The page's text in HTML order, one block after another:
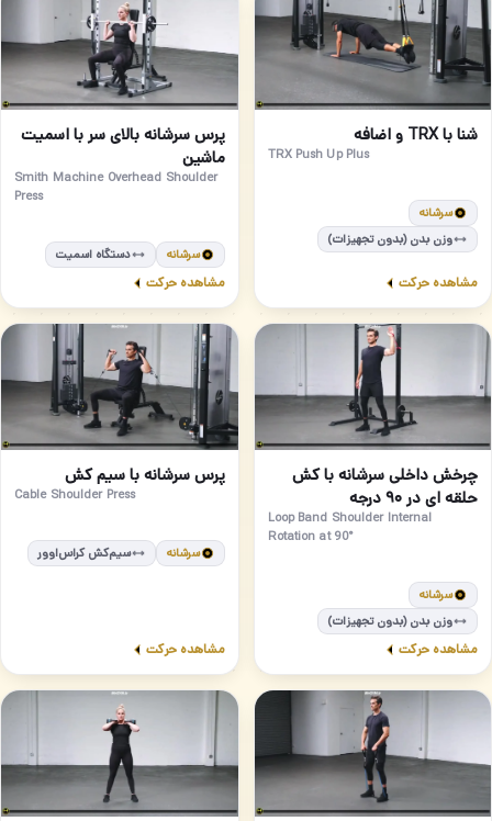
69 مبتدی
شنا با TRX و اضافه
TRX Push Up Plus
سرشانه
وزن بدن (بدون تجهیزات)
مشاهده حرکت
پرس سرشانه بالای سر با اسمیت
ماشین
Smith Machine Overhead Shoulder
Press
سرشانه دستگاه اسمیت
مشاهده حرکت
چرخش داخلی سرشانه با کش
حلقه ای در ۹۰ درجه
Loop Band Shoulder Internal
Rotation at 90°
سرشانه
وزن بدن (بدون تجهیزات)
مشاهده حرکت
پرس سرشانه با سیم کش
Cable Shoulder Press
سرشانه سیم‌کش کراس‌اوور
مشاهده حرکت